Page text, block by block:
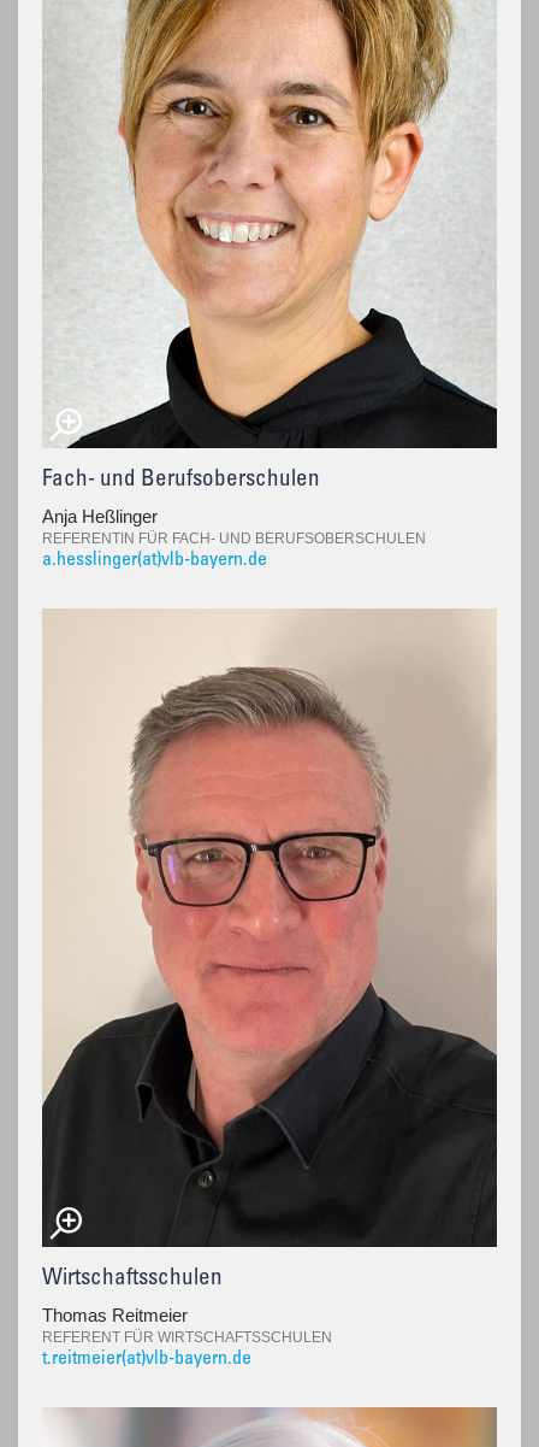
Fach- und Berufsoberschulen
Anja Heßlinger
REFERENTIN FÜR FACH- UND BERUFSOBERSCHULEN
a.hesslinger(at)vlb-bayern.de
Wirtschaftsschulen
Thomas Reitmeier
REFERENT FÜR WIRTSCHAFTSSCHULEN
t.reitmeier(at)vlb-bayern.de